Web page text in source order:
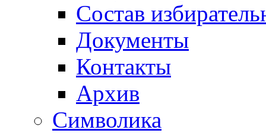
Состав
Документы
Контакты
Архив
Символика